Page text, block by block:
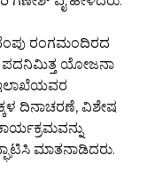
ರಂಗಮಂದಿರದ
ಪದನಿಮಿತ್ತ ಯೋಜನಾ
ಇಲಾಖೆಯವರ
ದಿನಾಚರಣೆ, ವಿಶೇಷ
ಮಾತನಾಡಿದರು.